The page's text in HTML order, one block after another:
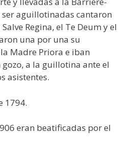
ser aguillotinadas cantaron
Regina, el Te Deum y el
una por una su
Madre Priora e iban
a la guillotina ante el
asistentes.
1794.
eran beatificadas por el